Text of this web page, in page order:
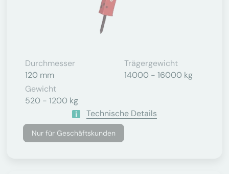
Durchmesser
120 mm
Trägergewicht
14000 - 16000 kg
Gewicht
520 - 1200 kg
Technische Details
Nur für Geschäftskunden